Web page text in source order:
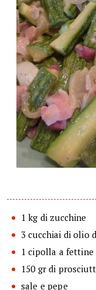
1 kg di zucchine
3 cucchiai di olio
1 cipolla a
150 gr di
sale e pepe